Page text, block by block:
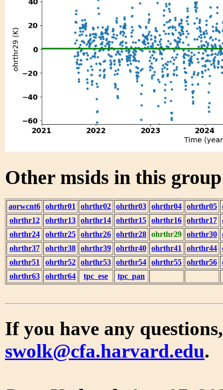
Other msids in this
aorwcnt6 ohrthr01 ohrthr02 ohrthr03 ohrthr04 ohrthr05
ohrthr12
ohrthr13 ohrthr14 ohrthr15 ohrthr16 ohrthr17
ohrthr24
ohrthr25 ohrthr26 ohrthr28 ohrthr29 ohrthr30
ohrthr37
ohrthr38 ohrthr39 ohrthr40 ohrthr41 ohrthr44
ohrthr51
ohrthr52 ohrthr53 ohrthr54 ohrthr55 ohrthr56
ohrthr63
ohrthr64 tpc_ese tpc_pan
If you have any
swolk@cfa.harvard.edu.